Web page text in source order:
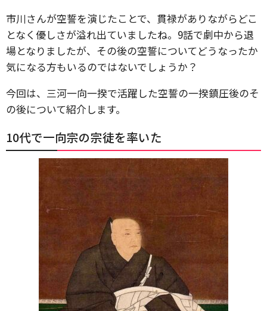
市川さんが空誓を演じたことで、貫禄がありながらどこ
となく優しさが溢れ出ていましたね。9話で劇中から退
場となりましたが、その後の空誓についてどうなったか
気になる方もいるのではないでしょうか？
今回は、三河一向一揆で活躍した空誓の一揆鎮圧後のそ
の後について紹介します。
10代で一向宗の宗徒を率いた